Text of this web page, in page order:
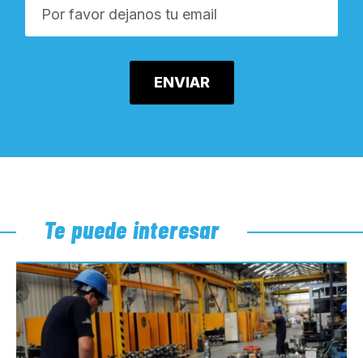
Te puede interesar